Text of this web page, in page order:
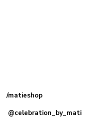
/matieshop
@celebration_by_mati